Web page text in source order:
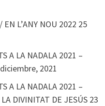
EN L’ANY NOU 2022 25
A LA NADALA 2021 –
2021
A LA NADALA 2021 –
DIVINITAT DE JESÚS 23